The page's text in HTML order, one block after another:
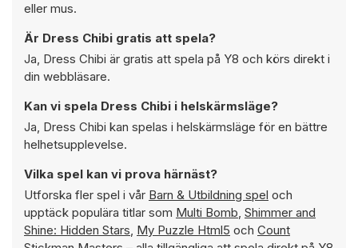
eller mus.
Är Dress Chibi gratis att spela?
Ja, Dress Chibi är gratis att spela på Y8 och körs direkt i
din webbläsare.
Kan vi spela Dress Chibi i helskärmsläge?
Ja, Dress Chibi kan spelas i helskärmsläge för en bättre
helhetsupplevelse.
Vilka spel kan vi prova härnäst?
Utforska fler spel i vår Barn & Utbildning spel och
upptäck populära titlar som Multi Bomb, Shimmer and
Shine: Hidden Stars, My Puzzle Html5 och Count